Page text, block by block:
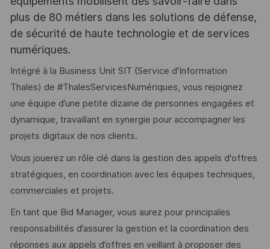
plus de 80 métiers dans les solutions de défense,
de sécurité de haute technologie et de services
numériques.
Intégré à la Business Unit SIT (Service d'Information
Thales) de #ThalesServicesNumériques, vous rejoignez
une équipe d’une petite dizaine de personnes engagées et
dynamique, travaillant en synergie pour accompagner les
projets digitaux de nos clients.
Vous jouerez un rôle clé dans la gestion des appels d'offres
stratégiques, en coordination avec les équipes techniques,
commerciales et projets.
En tant que Bid Manager, vous aurez pour principales
responsabilités d’assurer la gestion et la coordination des
réponses aux appels d’offres en veillant à proposer des